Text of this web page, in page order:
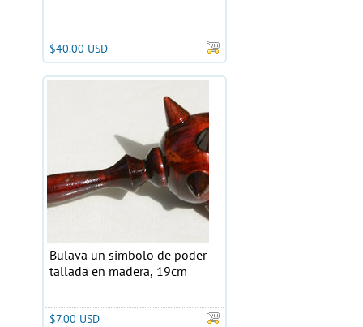
$40.00 USD
Bulava un simbolo de poder
tallada en madera, 19cm
$7.00 USD